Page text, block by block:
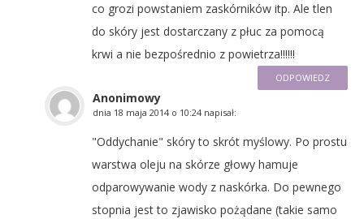
co grozi powstaniem zaskórników itp. Ale tlen
do skóry jest dostarczany z płuc za pomocą
krwi a nie bezpośrednio z powietrza!!!!!!
ODPOWIEDZ
Anonimowy
dnia 18 maja 2014 o 10:24 napisał:
"Oddychanie" skóry to skrót myślowy. Po prostu
warstwa oleju na skórze głowy hamuje
odparowywanie wody z naskórka. Do pewnego
stopnia jest to zjawisko pożądane (takie samo